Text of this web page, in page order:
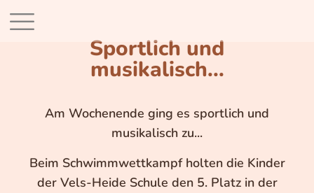
Sportlich und
musikalisch...
Am Wochenende ging es sportlich und
musikalisch zu...
Beim Schwimmwettkampf holten die Kinder
der Vels-Heide Schule den 5. Platz in der